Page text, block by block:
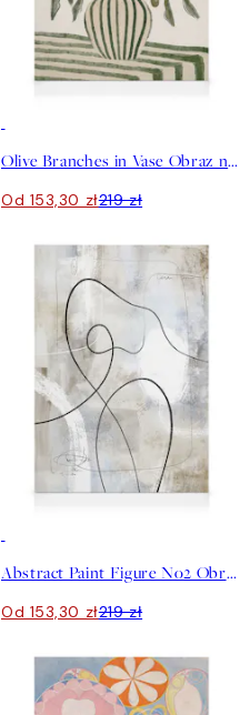
Olive Branches in Vase Obraz na płótnie
Od 153,30 zł219 zł
Abstract Paint Figure No2 Obraz na płótnie
Od 153,30 zł219 zł